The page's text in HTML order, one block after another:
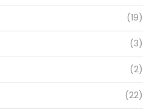
(19)
(3)
(2)
(22)